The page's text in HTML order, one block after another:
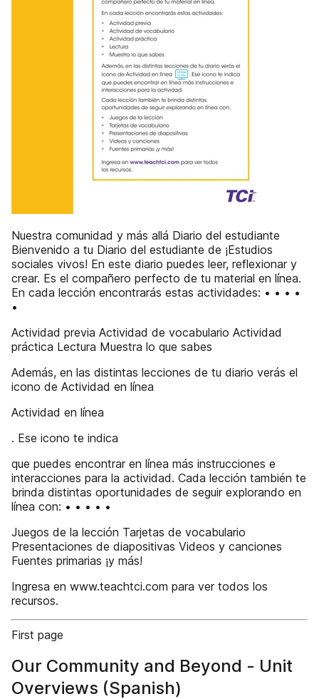
Nuestra comunidad y más allá Diario del estudiante
Bienvenido a tu Diario del estudiante de ¡Estudios
sociales vivos! En este diario puedes leer, reflexionar y
crear. Es el compañero perfecto de tu material en línea.
En cada lección encontrarás estas actividades: • • • •
•
Actividad previa Actividad de vocabulario Actividad
práctica Lectura Muestra lo que sabes
Además, en las distintas lecciones de tu diario verás el
icono de Actividad en línea
Actividad en línea
. Ese icono te indica
que puedes encontrar en línea más instrucciones e
interacciones para la actividad. Cada lección también te
brinda distintas oportunidades de seguir explorando en
línea con: • • • • •
Juegos de la lección Tarjetas de vocabulario
Presentaciones de diapositivas Videos y canciones
Fuentes primarias ¡y más!
Ingresa en www.teachtci.com para ver todos los
recursos.
First page
Our Community and Beyond - Unit
Overviews (Spanish)